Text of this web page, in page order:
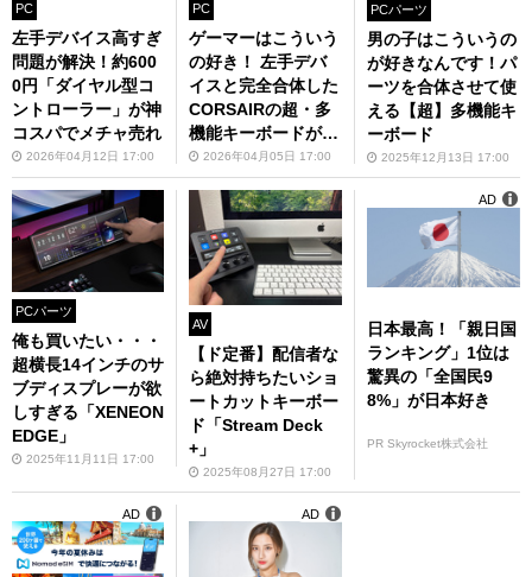
PC
左手デバイス高すぎ
問題が解決！約600
0円「ダイヤル型コ
ントローラー」が神
コスパでメチャ売れ
2026年04月12日 17:00
PC
ゲーマーはこういう
の好き！ 左手デバ
イスと完全合体した
CORSAIRの超・多
機能キーボードがヤ
バい2026年04月05日 17:00
PCパーツ
男の子はこういうの
が好きなんです！パ
ーツを合体させて使
える【超】多機能キ
ーボード
2025年12月13日 17:00
PCパーツ
俺も買いたい・・・
超横長14インチのサ
ブディスプレーが欲
しすぎる「XENEON
EDGE」
2025年11月11日 17:00
AV
【ド定番】配信者な
ら絶対持ちたいショ
ートカットキーボー
ド「Stream Deck
+」
2025年08月27日 17:00
日本最高！「親日国
ランキング」1位は
驚異の「全国民9
8%」が日本好き
PR Skyrocket株式会社
AD
AD AD